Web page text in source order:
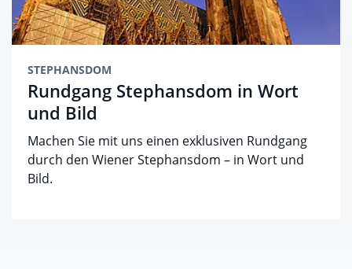
STEPHANSDOM
Rundgang Stephansdom in Wort
und Bild
Machen Sie mit uns einen exklusiven Rundgang
durch den Wiener Stephansdom – in Wort und
Bild.